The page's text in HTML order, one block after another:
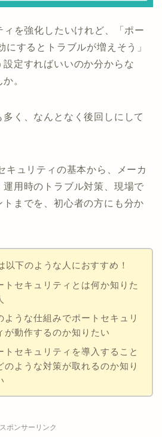
を強化したいけれど、「ポー
にするとトラブルが増えそう」
設定すればいいのか分からな
。
く、なんとなく後回しにして
キュリティの基本から、メーカ
用時のトラブル対策、現場で
までを、初心者の方にも分か
以下のような人におすすめ！
トセキュリティとは何か知りた
ような仕組みでポートセキュリ
が動作するのか知りたい
トセキュリティを導入すること
のような対策が取れるのか知り
スポンサーリンク